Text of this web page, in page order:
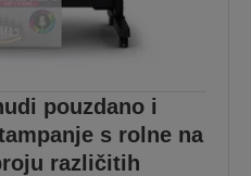
pouzdano i
s rolne na
različitih